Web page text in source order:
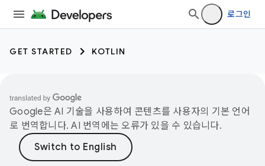
로그인
GET STARTED KOTLIN
Google은 AI 기술을 사용하여 콘텐츠를 사용자의 기본 언어
로 번역합니다. AI 번역에는 오류가 있을 수 있습니다.